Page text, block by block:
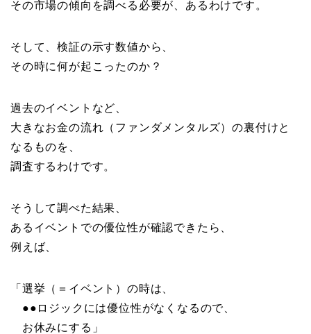
その市場の傾向を調べる必要が、あるわけです。
そして、検証の示す数値から、
その時に何が起こったのか？
過去のイベントなど、
大きなお金の流れ（ファンダメンタルズ）の裏付けと
なるものを、
調査するわけです。
そうして調べた結果、
あるイベントでの優位性が確認できたら、
例えば、
「選挙（＝イベント）の時は、
●●ロジックには優位性がなくなるので、
お休みにする」